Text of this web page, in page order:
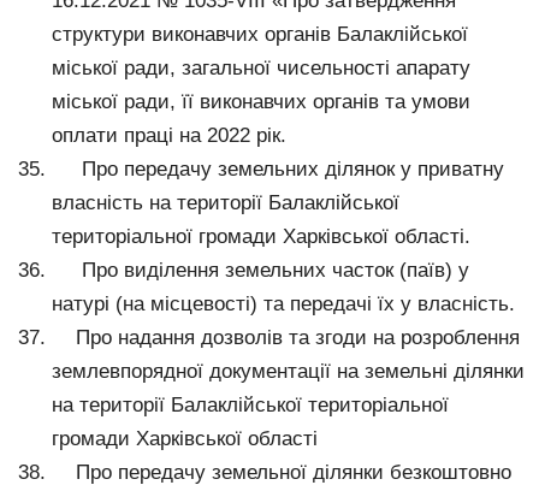
структури виконавчих органів Балаклійської
міської ради, загальної чисельності апарату
міської ради, її виконавчих органів та умови
оплати праці на 2022 рік.
Про передачу земельних ділянок у приватну
власність на території Балаклійської
територіальної громади Харківської області.
Про виділення земельних часток (паїв) у
натурі (на місцевості) та передачі їх у власність.
Про надання дозволів та згоди на розроблення
землевпорядної документації на земельні ділянки
на території Балаклійської територіальної
громади Харківської області
Про передачу земельної ділянки безкоштовно